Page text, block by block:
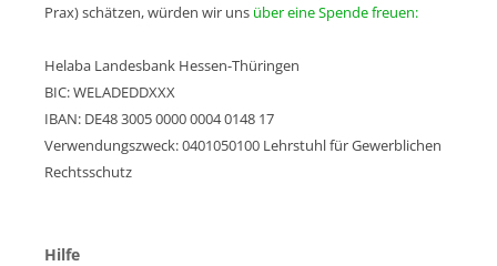
Prax) schätzen, würden wir uns über eine Spende freuen:
Helaba Landesbank Hessen-Thüringen
BIC: WELADEDDXXX
IBAN: DE48 3005 0000 0004 0148 17
Verwendungszweck: 0401050100 Lehrstuhl für Gewerblichen
Rechtsschutz
Hilfe